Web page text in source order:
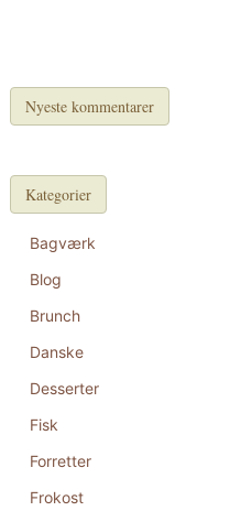
Nyeste kommentarer
Kategorier
Bagværk
Blog
Brunch
Danske
Desserter
Fisk
Forretter
Frokost